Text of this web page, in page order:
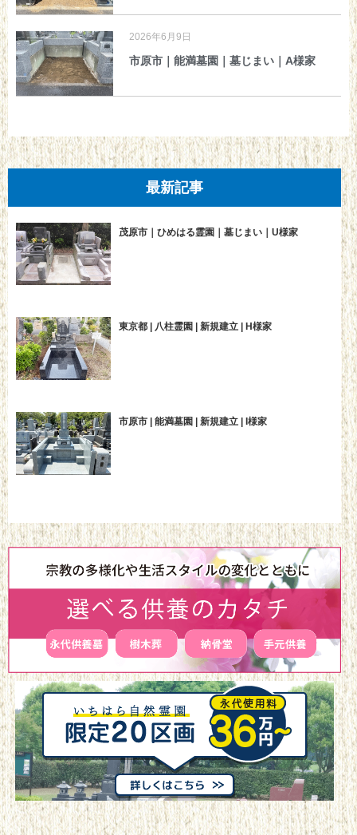
市原市｜能満墓園｜墓じまい｜A様家
2026年6月9日
最新記事
茂原市｜ひめはる霊園｜墓じまい｜U様家
東京都 | 八柱霊園 | 新規建立 | H様家
市原市 | 能満墓園 | 新規建立 | I様家